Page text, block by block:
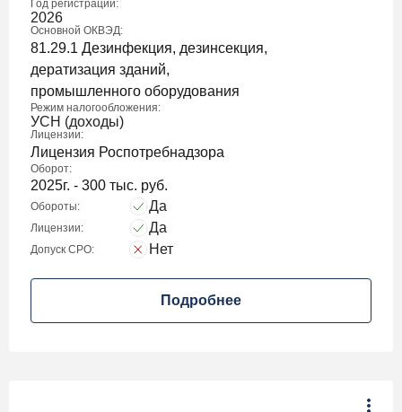
Год регистрации:
2026
Основной ОКВЭД:
81.29.1 Дезинфекция, дезинсекция,
дератизация зданий,
промышленного оборудования
Режим налогообложения:
УСН (доходы)
Лицензии:
Лицензия Роспотребнадзора
Оборот:
2025г. - 300 тыс. руб.
Обороты: Да
Лицензии: Да
Допуск СРО: Нет
Подробнее